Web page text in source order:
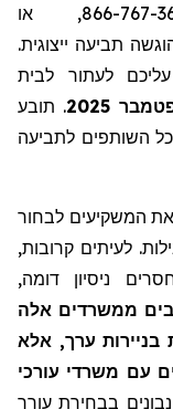
), במספר החינמי 866-767-3653, או
תביעה ייצוגית.
לעתור לבית
2025
. תובע
השותפים לתביעה
את המשקיעים לבחור
לעיתים קרובות,
ניסיון דומה,
ממשרדים אלה
בניירות ערך, אלא
עם משרדי עורכי
נבונים בבחירת עורך